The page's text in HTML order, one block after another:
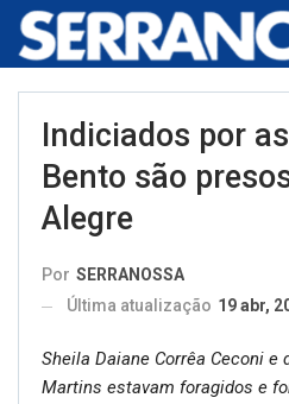
Indiciados por
Bento são
Alegre
Por SERRANOSSA
Última atualização 19 abr,
Sheila Daiane Corrêa Ceconi e
Martins estavam foragidos e